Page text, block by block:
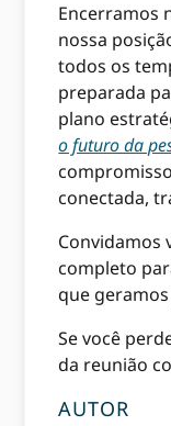
Encerramos
nossa
todos os
preparada
plano
o futuro da
conectada,
Convidamos
completo
que
Se você
da reunião
AUTOR